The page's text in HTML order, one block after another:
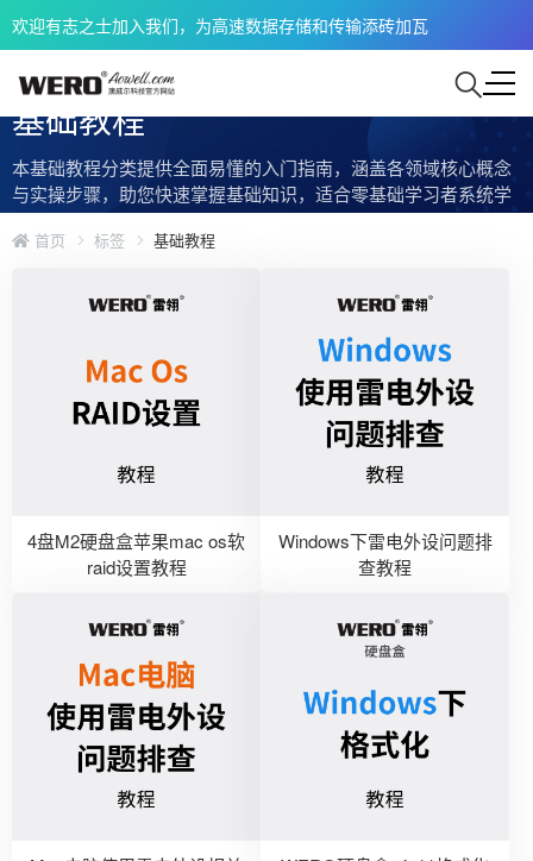
欢迎有志之士加入我们，为高速数据存储和传输添砖加瓦
基础教程
本基础教程分类提供全面易懂的入门指南，涵盖各领域核心概念
与实操步骤，助您快速掌握基础知识，适合零基础学习者系统学
习。
首页 标签 基础教程
4盘M2硬盘盒苹果mac os软
raid设置教程
Windows下雷电外设问题排
查教程